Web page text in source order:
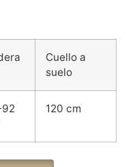
Cuello a
suelo
120 cm